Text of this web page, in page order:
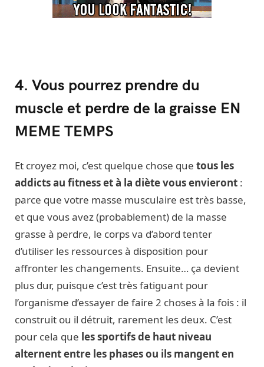
4. Vous pourrez prendre du
muscle et perdre de la graisse EN
MEME TEMPS
Et croyez moi, c’est quelque chose que tous les
addicts au fitness et à la diète vous envieront :
parce que votre masse musculaire est très basse,
et que vous avez (probablement) de la masse
grasse à perdre, le corps va d’abord tenter
d’utiliser les ressources à disposition pour
affronter les changements. Ensuite… ça devient
plus dur, puisque c’est très fatiguant pour
l’organisme d’essayer de faire 2 choses à la fois : il
construit ou il détruit, rarement les deux. C’est
pour cela que les sportifs de haut niveau
alternent entre les phases ou ils mangent en